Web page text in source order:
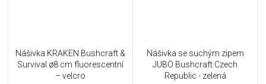
Nášivka KRAKEN Bushcraft &
Survival ø8 cm fluorescentní
– velcro
Nášivka se suchým zipem
JUBÖ Bushcraft Czech
Republic - zelená